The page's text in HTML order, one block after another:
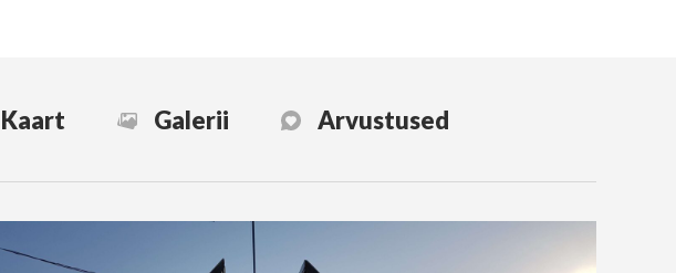
Kaart Galerii Arvustused